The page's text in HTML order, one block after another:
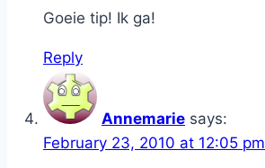
Goeie tip! Ik ga!
Reply
Annemarie says:
February 23, 2010 at 12:05 pm